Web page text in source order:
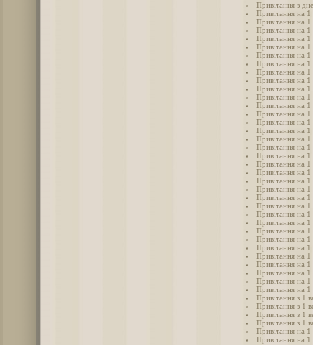
Привітання з
Привітання на 1
Привітання на
Привітання на
Привітання на
Привітання на
Привітання на 1
Привітання на 1
Привітання на
Привітання на
Привітання на 1
Привітання на 1
Привітання на 1
Привітання на 1
Привітання на 1
Привітання на 1
Привітання на 1
Привітання на 1
Привітання на 1
Привітання на 1
Привітання на 1
Привітання на
Привітання на 1
Привітання на 1
Привітання на 1
Привітання на 1
Привітання на 1
Привітання на
Привітання на 1
Привітання на 1
Привітання на 1
Привітання на 1
Привітання на 1
Привітання на 1
Привітання на 1
Привітання з 1
Привітання з 1
Привітання з 1
Привітання з 1
Привітання на 1
Привітання на 1